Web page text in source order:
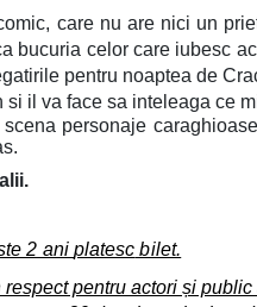
care nu are nici un
bucuria celor care iubesc
pentru noaptea de
il va face sa inteleaga ce
personaje
2 aniplatesc bilet.
respect pentru actori și